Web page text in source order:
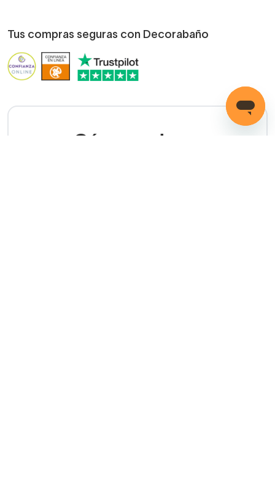
Tus compras seguras con Decorabaño